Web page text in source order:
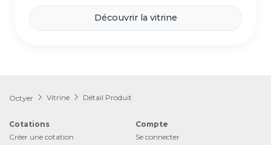
Découvrir la vitrine
Octyer Vitrine Détail Produit
Cotations
Créer une cotation
Compte
Se connecter